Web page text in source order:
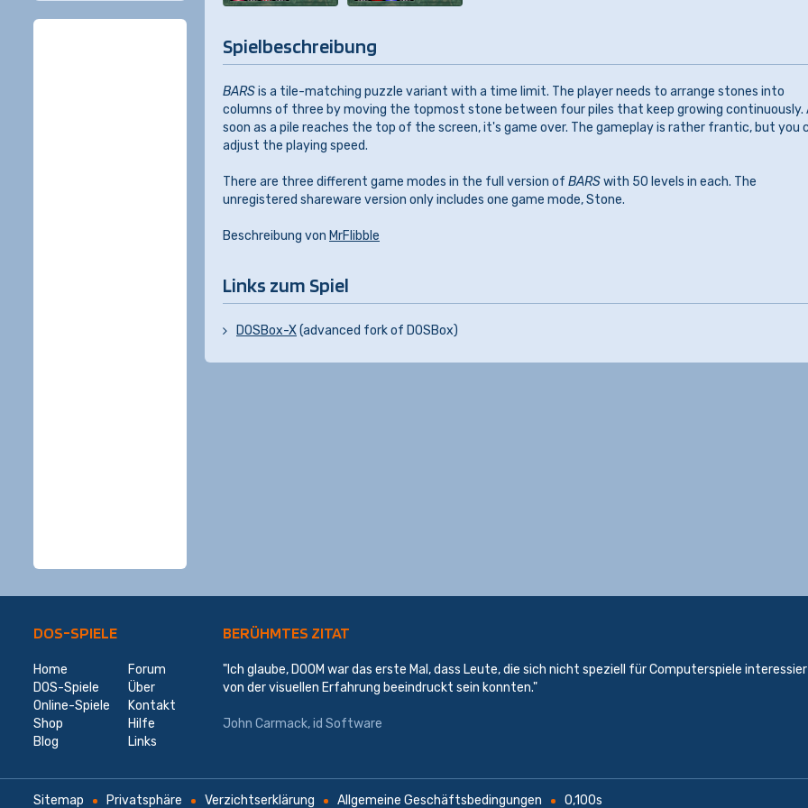
Spielbeschreibung
BARSis a tile-matching puzzle variant with a time limit. The player needs to arrange stones into
columns of three by moving the topmost stone between four piles that keep growing continuously.
soon as a pile reaches the top of the screen, it's game over. The gameplay is rather frantic, but you
adjust the playing speed.
There are three different game modes in the full version of BARSwith 50 levels in each. The
unregistered shareware version only includes one game mode, Stone.
Beschreibung von MrFlibble
Links zum Spiel
DOSBox-X(advanced fork of DOSBox)
DOS-SPIELE
Home
DOS-Spiele
Online-Spiele
Shop
Blog
Forum
Über
Kontakt
Hilfe
Links
BERÜHMTES ZITAT
"Ich glaube, DOOM war das erste Mal, dass Leute, die sich nicht speziell für Computerspiele
von der visuellen Erfahrung beeindruckt sein konnten."
John Carmack,id Software
Sitemap Privatsphäre Verzichtserklärung Allgemeine Geschäftsbedingungen 0,100s